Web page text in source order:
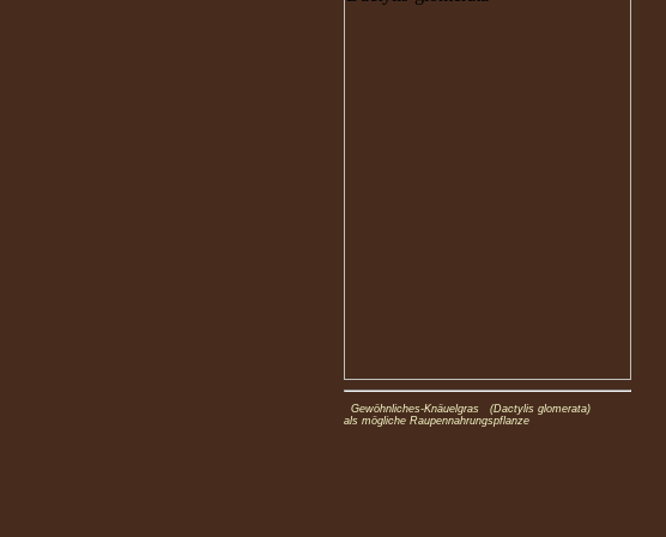
Gewöhnliches-Knäuelgras (Dactylis glomerata)
als mögliche Raupennahrungspflanze